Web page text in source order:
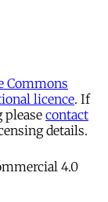
Commons
licence. If
please contact
details.